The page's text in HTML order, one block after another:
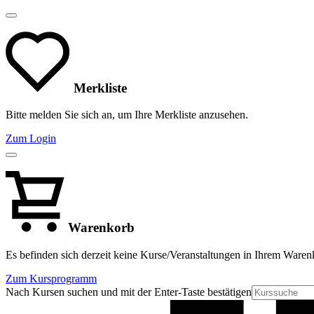
Merkliste
Bitte melden Sie sich an, um Ihre Merkliste anzusehen.
Zum Login
Warenkorb
Es befinden sich derzeit keine Kurse/Veranstaltungen in Ihrem
Zum Kursprogramm
Nach Kursen suchen und mit der Enter-Taste bestätigen